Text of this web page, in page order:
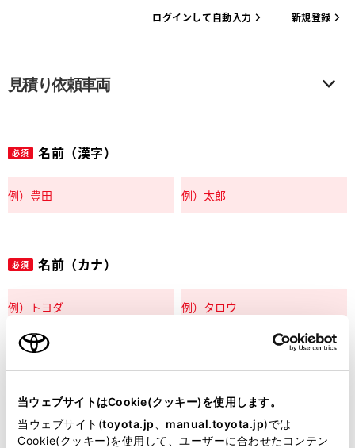
当ウェブサイトはCookie(クッキー)を使用します。
当ウェブサイト(toyota.jp manual.toyota.jp)では
Cookie(クッキー)を使用して、ユーザーに合わせたコンテン
ログインして自動入力 新規登録
見積り依頼車両
必須 名前（漢字）
必須 名前（カナ）
郵便番号
住所自動入力